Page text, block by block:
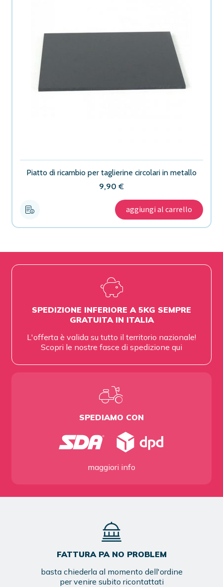
Piatto di ricambio per taglierine circolari in metallo
9,90 €
aggiungi al carrello
SPEDIZIONE INFERIORE A 5KG SEMPRE
GRATUITA IN ITALIA
L'offerta è valida su tutto il territorio nazionale!
Scopri le nostre fasce di spedizione qui
SPEDIAMO CON
maggiori info
FATTURA PA NO PROBLEM
basta chiederla al momento dell'ordine
per venire subito ricontattati